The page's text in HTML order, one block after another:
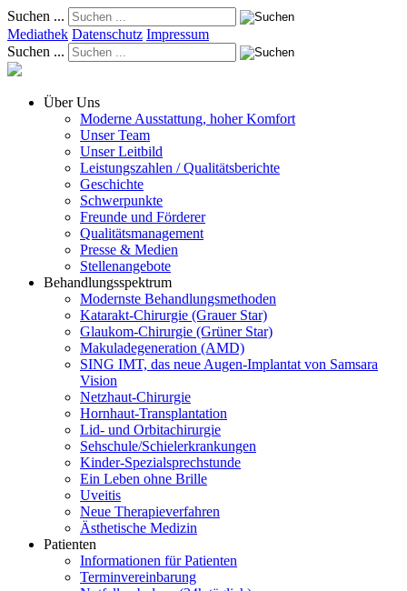
Suchen ...
Mediathek Datenschutz Impressum
Suchen ...
Über Uns
Moderne Ausstattung, hoher Komfort
Unser Team
Unser Leitbild
Leistungszahlen / Qualitätsberichte
Geschichte
Schwerpunkte
Freunde und Förderer
Qualitätsmanagement
Presse & Medien
Stellenangebote
Behandlungsspektrum
Modernste Behandlungsmethoden
Katarakt-Chirurgie (Grauer Star)
Glaukom-Chirurgie (Grüner Star)
Makuladegeneration (AMD)
SING IMT, das neue Augen-Implantat von Samsara
Vision
Netzhaut-Chirurgie
Hornhaut-Transplantation
Lid- und Orbitachirurgie
Sehschule/Schielerkrankungen
Kinder-Spezialsprechstunde
Ein Leben ohne Brille
Uveitis
Neue Therapieverfahren
Ästhetische Medizin
Patienten
Informationen für Patienten
Terminvereinbarung